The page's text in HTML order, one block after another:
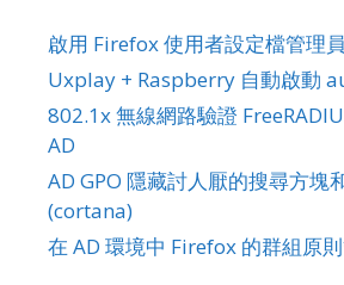
啟用 Firefox 使用者設定檔管理
Uxplay + Raspberry 自動啟動
802.1x 無線網路驗證
AD
AD GPO 隱藏討人厭的搜尋方塊
(cortana)
在 AD 環境中 Firefox 的群組原